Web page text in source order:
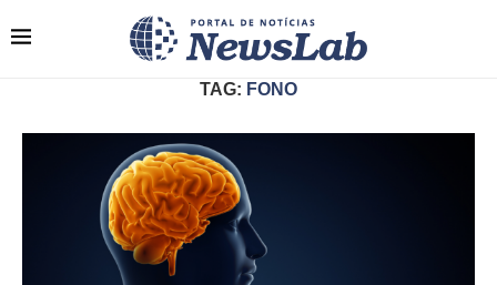
TAG: FONO